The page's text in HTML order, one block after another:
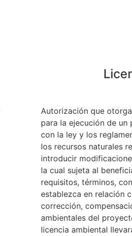
Autorización que
para la ejecución de
con la ley y los
los recursos naturales
introducir
la cual sujeta al
requisitos, términos,
establezca en relación
corrección,
ambientales del
licencia ambiental